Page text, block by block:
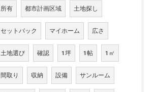
所有 都市計画区域 土地探し
セットバック マイホーム 広さ
土地選び 確認 1坪 1帖 1㎡
間取り 収納 設備 サンルーム